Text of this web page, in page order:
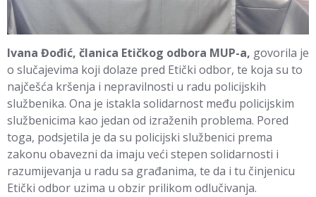
Ivana Đođić, članica Etičkog odbora MUP-a, govorila je
o slučajevima koji dolaze pred Etički odbor, te koja su to
najčešća kršenja i nepravilnosti u radu policijskih
službenika. Ona je istakla solidarnost među policijskim
službenicima kao jedan od izraženih problema. Pored
toga, podsjetila je da su policijski službenici prema
zakonu obavezni da imaju veći stepen solidarnosti i
razumijevanja u radu sa građanima, te da i tu činjenicu
Etički odbor uzima u obzir prilikom odlučivanja.